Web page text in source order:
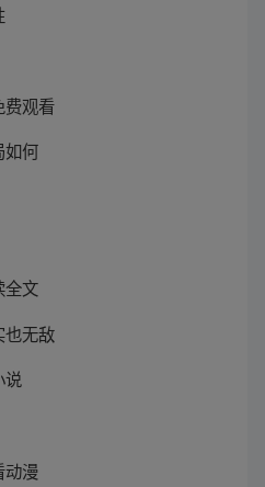
费观看
如何
全文
也无敌
说
动漫